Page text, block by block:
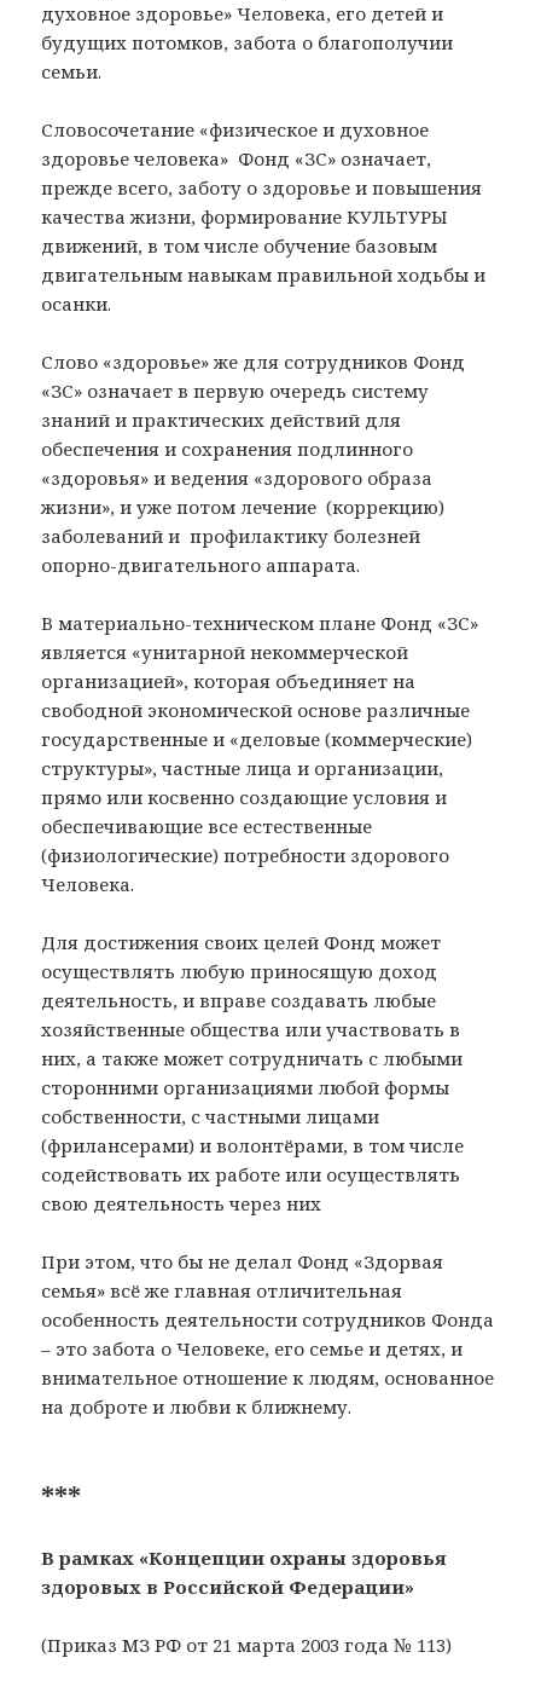
духовное здоровье» Человека, его детей и
будущих потомков, забота о благополучии
семьи.
Словосочетание «физическое и духовное
здоровье человека» Фонд «ЗС» означает,
прежде всего, заботу о здоровье и повышения
качества жизни, формирование КУЛЬТУРЫ
движений, в том числе обучение базовым
двигательным навыкам правильной ходьбы и
осанки.
Слово «здоровье» же для сотрудников Фонд
«ЗС» означает в первую очередь систему
знаний и практических действий для
обеспечения и сохранения подлинного
«здоровья» и ведения «здорового образа
жизни», и уже потом лечение (коррекцию)
заболеваний и профилактику болезней
опорно-двигательного аппарата.
В материально-техническом плане Фонд «ЗС»
является «унитарной некоммерческой
организацией», которая объединяет на
свободной экономической основе различные
государственные и «деловые (коммерческие)
структуры», частные лица и организации,
прямо или косвенно создающие условия и
обеспечивающие все естественные
(физиологические) потребности здорового
Человека.
Для достижения своих целей Фонд может
осуществлять любую приносящую доход
деятельность, и вправе создавать любые
хозяйственные общества или участвовать в
них, а также может сотрудничать с любыми
сторонними организациями любой формы
собственности, с частными лицами
(фрилансерами) и волонтёрами, в том числе
содействовать их работе или осуществлять
свою деятельность через них
При этом, что бы не делал Фонд «Здорвая
семья» всё же главная отличительная
особенность деятельности сотрудников Фонда
– это забота о Человеке, его семье и детях, и
внимательное отношение к людям, основанное
на доброте и любви к ближнему.
***
В рамках «Концепции охраны здоровья
здоровых в Российской Федерации»
(Приказ МЗ РФ от 21 марта 2003 года № 113)